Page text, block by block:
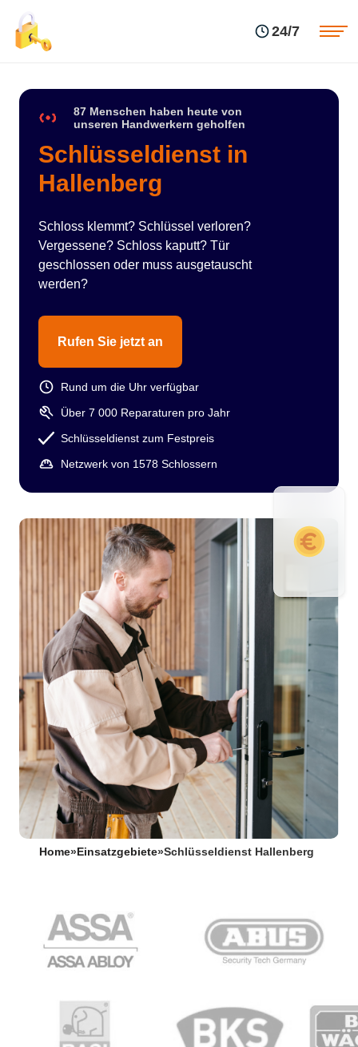
24/7
87 Menschen haben heute von
unseren Handwerkern geholfen
Schlüsseldienst in
Hallenberg
Schloss klemmt? Schlüssel verloren?
Vergessene? Schloss kaputt? Tür
geschlossen oder muss ausgetauscht
werden?
Rufen Sie jetzt an
Rund um die Uhr verfügbar
Über 7 000 Reparaturen pro Jahr
Schlüsseldienst zum Festpreis
Netzwerk von 1578 Schlossern
Home» Einsatzgebiete»Schlüsseldienst Hallenberg